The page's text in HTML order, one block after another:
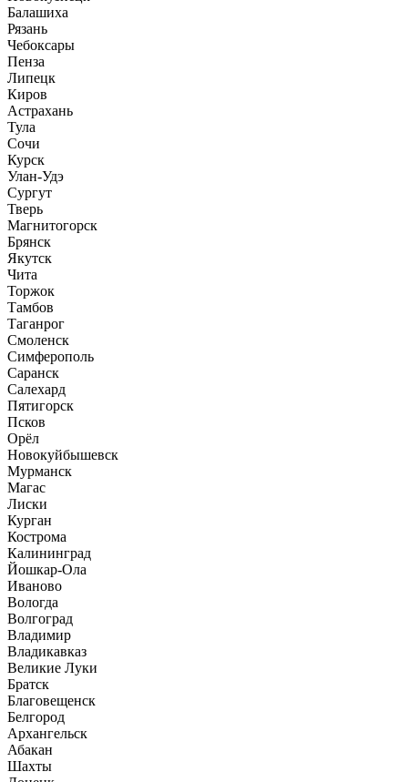
Балашиха
Рязань
Чебоксары
Пенза
Липецк
Киров
Астрахань
Тула
Сочи
Курск
Улан-Удэ
Сургут
Тверь
Магнитогорск
Брянск
Якутск
Чита
Торжок
Тамбов
Таганрог
Смоленск
Симферополь
Саранск
Салехард
Пятигорск
Псков
Орёл
Новокуйбышевск
Мурманск
Магас
Лиски
Курган
Кострома
Калининград
Йошкар-Ола
Иваново
Вологда
Волгоград
Владимир
Владикавказ
Великие Луки
Братск
Благовещенск
Белгород
Архангельск
Абакан
Шахты